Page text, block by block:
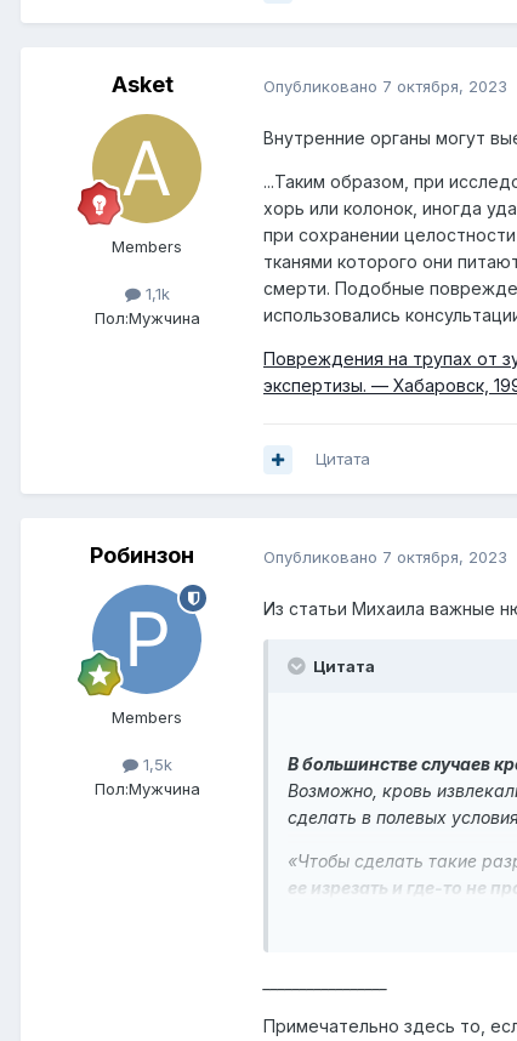
Asket
Members
1,1k
Пол:Мужчина
Опубликовано 7 октября, 2023
Внутренние органы могут
...Таким образом, при
хорь или колонок, иногда
при сохранении
тканями которого они
смерти. Подобные
использовались
Повреждения на трупах от
экспертизы. — Хабаровск,
Цитата
Робинзон
Members
1,5k
Пол:Мужчина
Опубликовано 7 октября, 2023
Из статьи Михаила важные
Цитата
В большинстве случаев
Возможно, кровь
сделать в полевых
«Чтобы сделать такие
ее изрезать и где-то не
Д-р Фрэнсис отмела
Воспроизвести это в
Примечательно здесь то,